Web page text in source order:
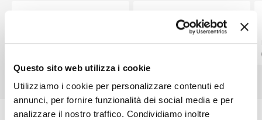
Questo sito web utilizza i cookie
Utilizziamo i cookie per personalizzare contenuti ed
annunci, per fornire funzionalità dei social media e per
analizzare il nostro traffico. Condividiamo inoltre
Really Real
Digitale
NORAH JONES,
JOSH HOMME
Somethin’ Stupid
Digitale
RICERCA
CHI SIAMO